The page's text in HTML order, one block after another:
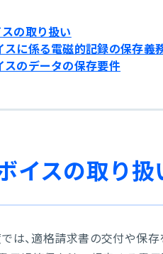
の取り扱い
スに係る電磁的記録の保存義
スのデータの保存要件
イスの取り扱
は、適格請求書の交付や保